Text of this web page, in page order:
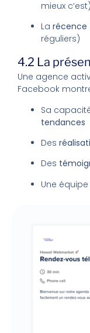
mieux c’est)
La récence
réguliers)
4.2 La
Une agence
Facebook
Sa
tendances
Des
Des
Une